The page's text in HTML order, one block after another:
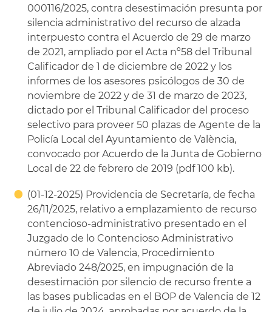
000116/2025, contra desestimación presunta por
silencia administrativo del recurso de alzada
interpuesto contra el Acuerdo de 29 de marzo
de 2021, ampliado por el Acta nº58 del Tribunal
Calificador de 1 de diciembre de 2022 y los
informes de los asesores psicólogos de 30 de
noviembre de 2022 y de 31 de marzo de 2023,
dictado por el Tribunal Calificador del proceso
selectivo para proveer 50 plazas de Agente de la
Policía Local del Ayuntamiento de València,
convocado por Acuerdo de la Junta de Gobierno
Local de 22 de febrero de 2019 (pdf 100 kb).
(01-12-2025) Providencia de Secretaría, de fecha
26/11/2025, relativo a emplazamiento de recurso
contencioso-administrativo presentado en el
Juzgado de lo Contencioso Administrativo
número 10 de Valencia, Procedimiento
Abreviado 248/2025, en impugnación de la
desestimación por silencio de recurso frente a
las bases publicadas en el BOP de Valencia de 12